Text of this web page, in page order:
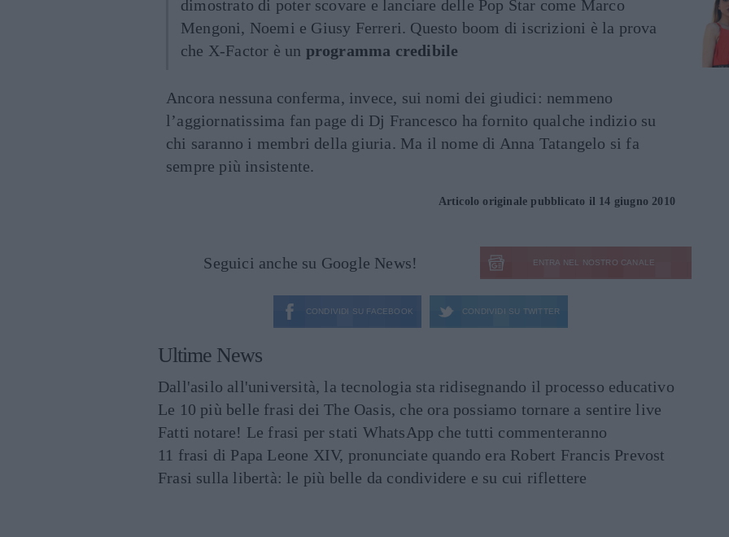
dimostrato di poter scovare e lanciare delle Pop Star come Marco
Mengoni, Noemi e Giusy Ferreri. Questo boom di iscrizioni è la prova
che X-Factor è un programma credibile
Ancora nessuna conferma, invece, sui nomi dei giudici: nemmeno
l’aggiornatissima fan page di Dj Francesco ha fornito qualche indizio su
chi saranno i membri della giuria. Ma il nome di Anna Tatangelo si fa
sempre più insistente.
Articolo originale pubblicato il 14 giugno 2010
Seguici anche su Google News! ENTRA NEL NOSTRO CANALE
CONDIVIDI SU FACEBOOK CONDIVIDI SU TWITTER
Ultime News
Dall'asilo all'università, la tecnologia sta ridisegnando il processo educativo
Le 10 più belle frasi dei The Oasis, che ora possiamo tornare a sentire live
Fatti notare! Le frasi per stati WhatsApp che tutti commenteranno
11 frasi di Papa Leone XIV, pronunciate quando era Robert Francis Prevost
Frasi sulla libertà: le più belle da condividere e su cui riflettere